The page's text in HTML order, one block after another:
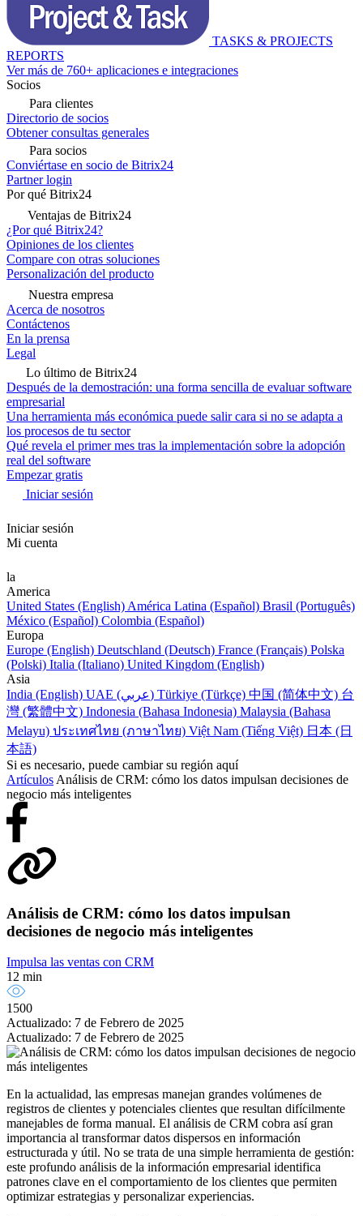
TASKS & PROJECTS
REPORTS
Ver más de 760+ aplicaciones e integraciones
Socios
Para clientes
Directorio de socios
Obtener consultas generales
Para socios
Conviértase en socio de Bitrix24
Partner login
Por qué Bitrix24
Ventajas de Bitrix24
¿Por qué Bitrix24?
Opiniones de los clientes
Compare con otras soluciones
Personalización del producto
Nuestra empresa
Acerca de nosotros
Contáctenos
En la prensa
Legal
Lo último de Bitrix24
Después de la demostración: una forma sencilla de evaluar software
empresarial
Una herramienta más económica puede salir cara si no se adapta a
los procesos de tu sector
Qué revela el primer mes tras la implementación sobre la adopción
real del software
Empezar gratis
Iniciar sesión
Iniciar sesión
Mi cuenta
la
America
United States (English) América Latina (Español) Brasil (Português)
México (Español) Colombia (Español)
Europa
Europe (English) Deutschland (Deutsch) France (Français) Polska
(Polski) Italia (Italiano) United Kingdom (English)
Asia
India (English)
UAE (عربي) Türkiye (Türkçe) 中国 (简体中文) 台
灣 (繁體中文) Indonesia (Bahasa Indonesia) Malaysia (Bahasa
Melayu) ประเทศไทย (ภาษาไทย) Việt Nam (Tiếng Việt) 日本 (日
本語)
Si es necesario, puede cambiar su región aquí
Artículos Análisis de CRM: cómo los datos impulsan decisiones de
negocio más inteligentes
Análisis de CRM: cómo los datos impulsan
decisiones de negocio más inteligentes
Impulsa las ventas con CRM
12 min
1500
Actualizado: 7 de Febrero de 2025
Actualizado: 7 de Febrero de 2025
En la actualidad, las empresas manejan grandes volúmenes de
registros de clientes y potenciales clientes que resultan difícilmente
manejables de forma manual. El análisis de CRM cobra así gran
importancia al transformar datos dispersos en información
estructurada y útil. No se trata de una simple herramienta de gestión:
este profundo análisis de la información empresarial identifica
patrones clave en el comportamiento de los clientes que permiten
optimizar estrategias y personalizar experiencias.